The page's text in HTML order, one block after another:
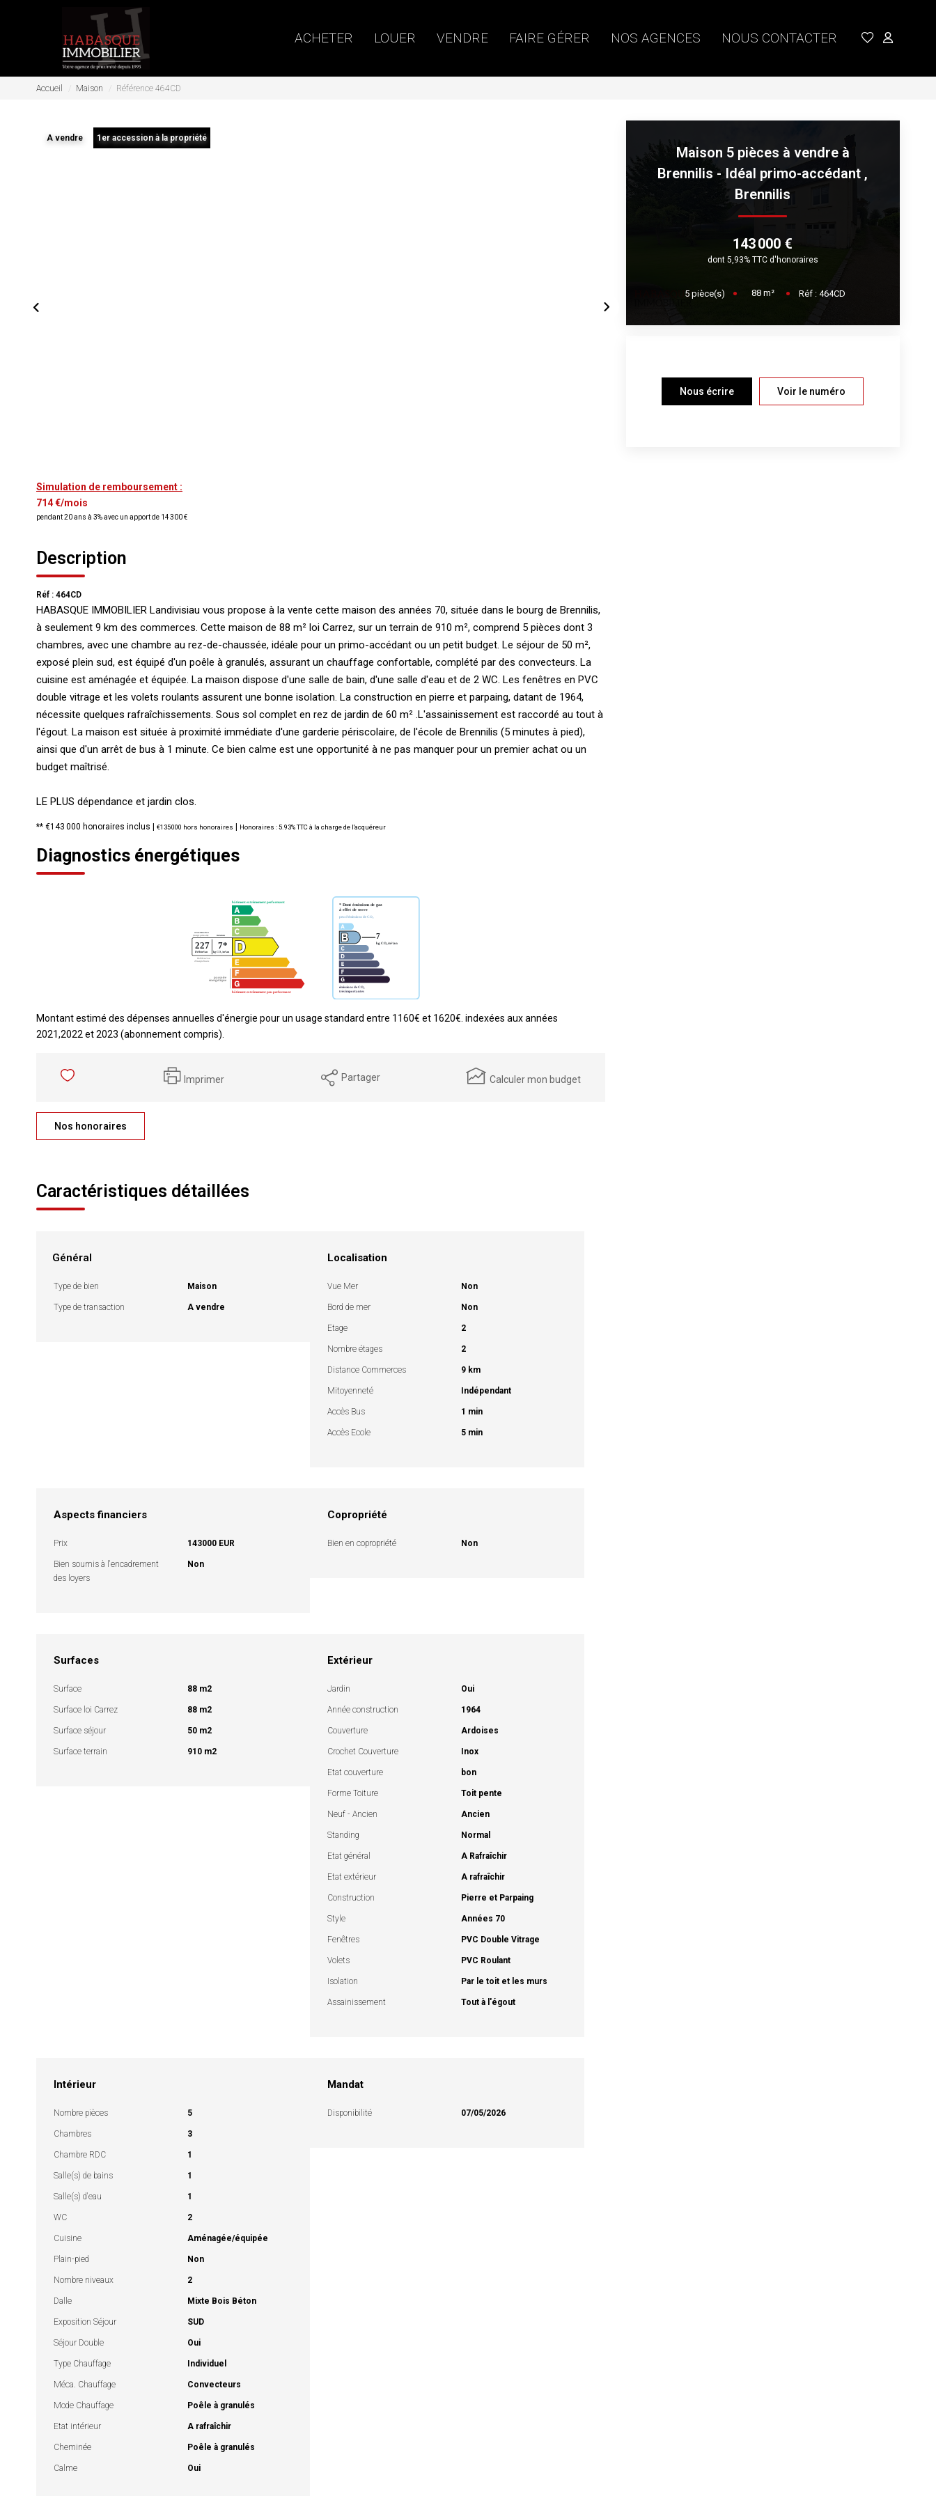
ACHETER LOUER VENDRE FAIRE GÉRER NOS AGENCES NOUS CONTACTER
Accueil Maison Référence 464CD
A vendre 1er accession à la propriété
Simulation de remboursement :
714 €/mois
pendant 20 ans à 3% avec un apport de 14 300 €
Description
Réf : 464CD
HABASQUE IMMOBILIER Landivisiau vous propose à la vente cette maison des années 70, située dans le bourg de Brennilis,
à seulement 9 km des commerces. Cette maison de 88 m² loi Carrez, sur un terrain de 910 m², comprend 5 pièces dont 3
chambres, avec une chambre au rez-de-chaussée, idéale pour un primo-accédant ou un petit budget. Le séjour de 50 m²,
exposé plein sud, est équipé d'un poêle à granulés, assurant un chauffage confortable, complété par des convecteurs. La
cuisine est aménagée et équipée. La maison dispose d'une salle de bain, d'une salle d'eau et de 2 WC. Les fenêtres en PVC
double vitrage et les volets roulants assurent une bonne isolation. La construction en pierre et parpaing, datant de 1964,
nécessite quelques rafraîchissements. Sous sol complet en rez de jardin de 60 m² .L'assainissement est raccordé au tout à
l'égout. La maison est située à proximité immédiate d'une garderie périscolaire, de l'école de Brennilis (5 minutes à pied),
ainsi que d'un arrêt de bus à 1 minute. Ce bien calme est une opportunité à ne pas manquer pour un premier achat ou un
budget maîtrisé.
LE PLUS dépendance et jardin clos.
** €143 000 honoraires inclus €135 000 hors honoraires Honoraires : 5.93% TTC à la charge de l'acquéreur
Diagnostics énergétiques
Montant estimé des dépenses annuelles d'énergie pour un usage standard entre 1160€ et 1620€. indexées aux années
2021,2022 et 2023 (abonnement compris).
Imprimer Partager Calculer mon budget
Nos honoraires
Caractéristiques détaillées
Général
Type de bien Maison
Type de transaction A vendre
Localisation
Vue Mer Non
Bord de mer Non
Etage 2
Nombre étages 2
Distance Commerces 9 km
Mitoyenneté Indépendant
Accès Bus 1 min
Accès Ecole 5 min
Aspects financiers
Prix 143000 EUR
Bien soumis à l'encadrement
des loyers
Non
Copropriété
Bien en copropriété Non
Surfaces
Surface 88 m2
Surface loi Carrez 88 m2
Surface séjour 50 m2
Surface terrain 910 m2
Extérieur
Jardin Oui
Année construction 1964
Couverture Ardoises
Crochet Couverture Inox
Etat couverture bon
Forme Toiture Toit pente
Neuf - Ancien Ancien
Standing Normal
Etat général A Rafraîchir
Etat extérieur A rafraîchir
Construction Pierre et Parpaing
Style Années 70
Fenêtres PVC Double Vitrage
Volets PVC Roulant
Isolation Par le toit et les murs
Assainissement Tout à l'égout
Intérieur
Nombre pièces 5
Chambres 3
Chambre RDC 1
Salle(s) de bains 1
Salle(s) d'eau 1
WC 2
Cuisine Aménagée/équipée
Plain-pied Non
Nombre niveaux 2
Dalle Mixte Bois Béton
Exposition Séjour SUD
Séjour Double Oui
Type Chauffage Individuel
Méca. Chauffage Convecteurs
Mode Chauffage Poêle à granulés
Etat intérieur A rafraîchir
Cheminée Poêle à granulés
Calme Oui
Mandat
Disponibilité 07/05/2026
Maison 5 pièces à vendre à
Brennilis - Idéal primo-accédant ,
Brennilis
143 000 €
dont 5,93% TTC d'honoraires
5 pièce(s) 88 m² Réf : 464CD
Nous écrire Voir le numéro